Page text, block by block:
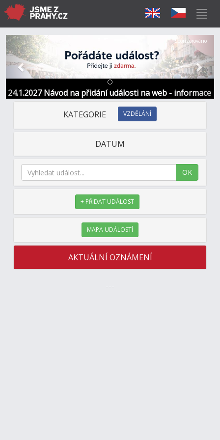
24.1.2027 Návod na přidání události na web - informace
a kontakt
Předchozí Další
Sponzorováno
KATEGORIE VZDĚLÁNÍ
DATUM
OK
+ PŘIDAT UDÁLOST
MAPA UDÁLOSTÍ
AKTUÁLNÍ OZNÁMENÍ
---